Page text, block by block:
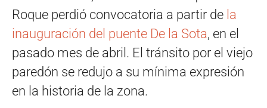
Roque perdió convocatoria a partir de la
inauguración del puente De la Sota, en el
pasado mes de abril. El tránsito por el viejo
paredón se redujo a su mínima expresión
en la historia de la zona.